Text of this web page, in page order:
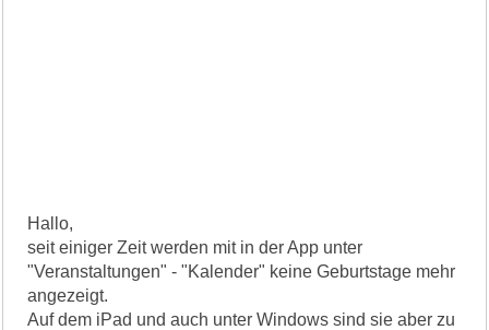
Hallo,
seit einiger Zeit werden mit in der App unter
"Veranstaltungen" - "Kalender" keine Geburtstage mehr
angezeigt.
Auf dem iPad und auch unter Windows sind sie aber zu